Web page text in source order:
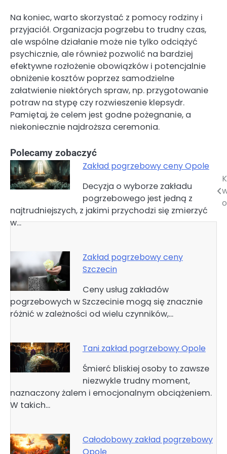
Na koniec, warto skorzystać z pomocy rodziny i
przyjaciół. Organizacja pogrzebu to trudny czas,
ale wspólne działanie może nie tylko odciążyć
psychicznie, ale również pozwolić na bardziej
efektywne rozłożenie obowiązków i potencjalnie
obniżenie kosztów poprzez samodzielne
załatwienie niektórych spraw, np. przygotowanie
potraw na stypę czy rozwieszenie klepsydr.
Pamiętaj, że celem jest godne pożegnanie, a
niekoniecznie najdroższa ceremonia.
Polecamy zobaczyć
Zakład pogrzebowy ceny Opole
Decyzja o wyborze zakładu
pogrzebowego jest jedną z
najtrudniejszych, z jakimi przychodzi się zmierzyć
w…
Zakład pogrzebowy ceny
Szczecin
Ceny usług zakładów
pogrzebowych w Szczecinie mogą się znacznie
różnić w zależności od wielu czynników,…
Tani zakład pogrzebowy Opole
Śmierć bliskiej osoby to zawsze
niezwykle trudny moment,
naznaczony żalem i emocjonalnym obciążeniem.
W takich…
Całodobowy zakład pogrzebowy
Nawigacja